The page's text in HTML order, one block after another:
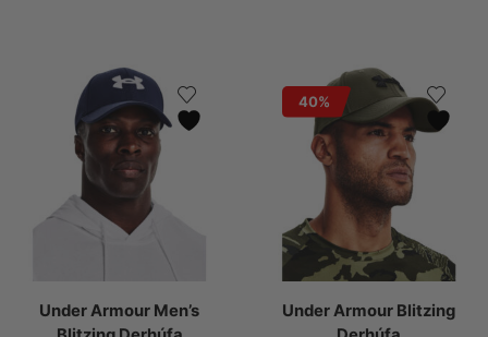
Under Armour Men’s
40%
Under Armour Blitzing